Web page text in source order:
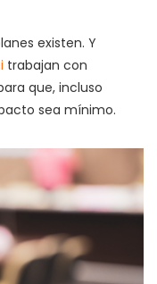
existen. Y
trabajan con
que, incluso
sea mínimo.